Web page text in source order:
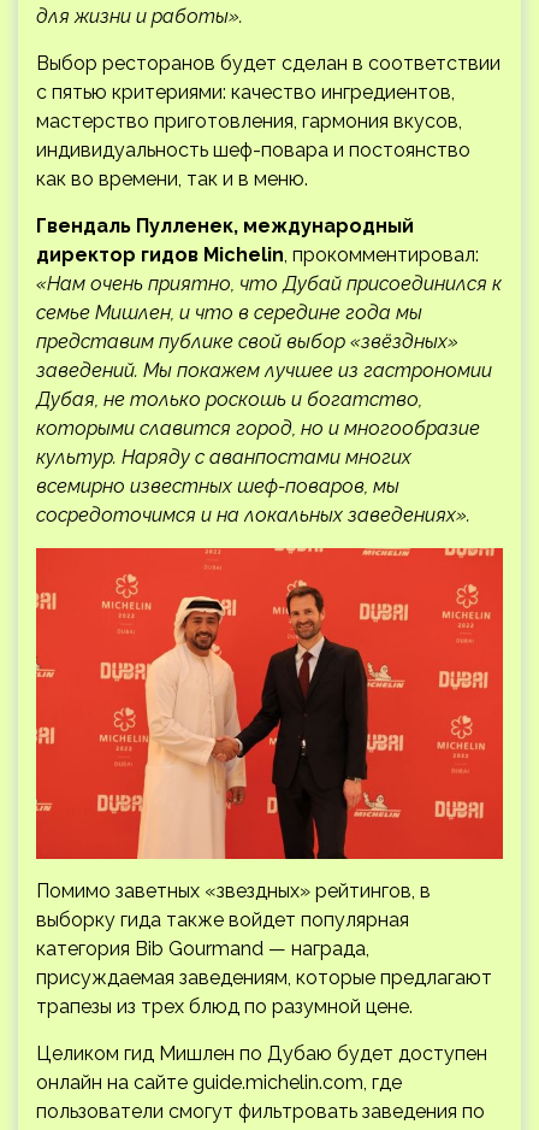
для жизни и работы».
Выбор ресторанов будет сделан в соответствии
с пятью критериями: качество ингредиентов,
мастерство приготовления, гармония вкусов,
индивидуальность шеф-повара и постоянство
как во времени, так и в меню.
Гвендаль Пулленек, международный
директор гидов Michelin , прокомментировал:
«Нам очень приятно, что Дубай присоединился к
семье Мишлен, и что в середине года мы
представим публике свой выбор «звёздных»
заведений. Мы покажем лучшее из гастрономии
Дубая, не только роскошь и богатство,
которыми славится город, но и многообразие
культур. Наряду с аванпостами многих
всемирно известных шеф-поваров, мы
сосредоточимся и на локальных заведениях».
Помимо заветных «звездных» рейтингов, в
выборку гида также войдет популярная
категория Bib Gourmand — награда,
присуждаемая заведениям, которые предлагают
трапезы из трех блюд по разумной цене.
Целиком гид Мишлен по Дубаю будет доступен
онлайн на сайте guide.michelin.com, где
пользователи смогут фильтровать заведения по